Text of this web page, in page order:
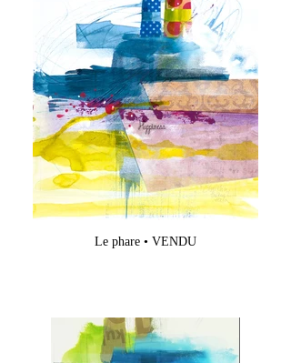
Le phare • VENDU